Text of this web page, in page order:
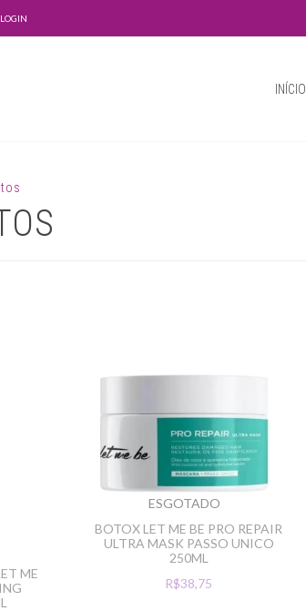
LOGIN
INÍCIO
ME
ESGOTADO
BOTOX LET ME BE PRO REPAIR
ULTRA MASK PASSO UNICO
250ML
R$38,75